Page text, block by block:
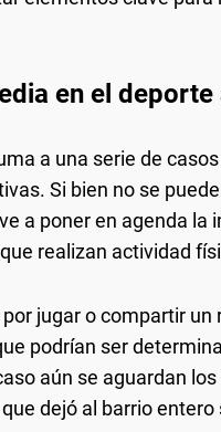
en el deporte
a una serie de
Si bien no se
a poner en agenda la
realizan actividad
jugar o compartir un
podrían ser
aún se aguardan
dejó al barrio